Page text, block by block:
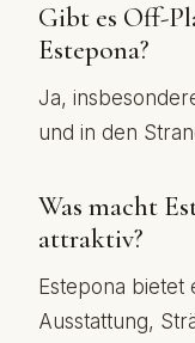
Gibt es Off-
Estepona?
Ja,
und in den
Was macht
attraktiv?
Estepona bietet
Ausstattung,